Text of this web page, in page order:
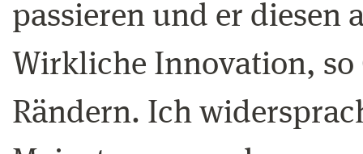
passieren und er diesen
Wirkliche Innovation, so
Rändern. Ich